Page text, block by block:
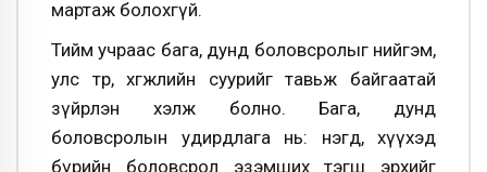
мартаж болохгүй.
Тийм учраас бага, дунд боловсролыг нийгэм,
улс төр, хөгжлийн суурийг тавьж байгаатай
зүйрлэн хэлж болно. Бага, дунд
боловсролын удирдлага нь: нэгд, хүүхэд
бүрийн боловсрол эзэмших тэгш эрхийг